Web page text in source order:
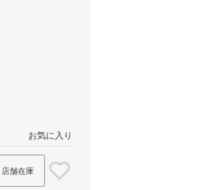
お気に入り
店舗在庫